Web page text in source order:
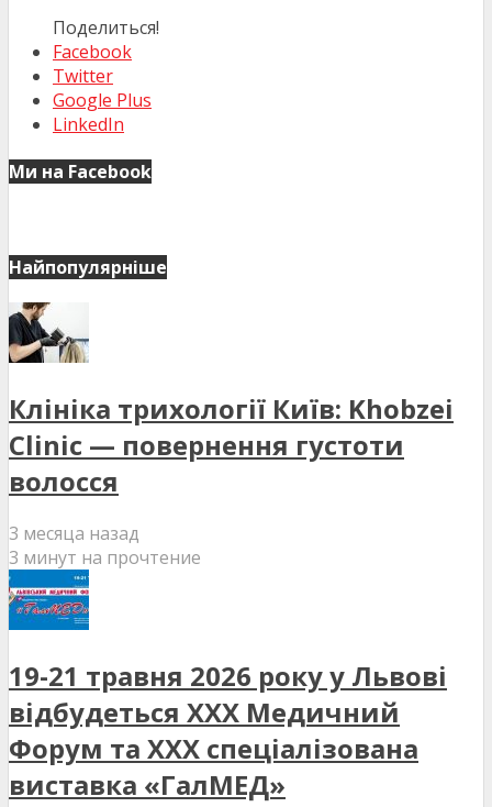
Поделиться!
Facebook
Twitter
Google Plus
LinkedIn
Ми на Facebook
Найпопулярніше
Клініка трихології Київ: Khobzei
Clinic — повернення густоти
волосся
3 месяца назад
3 минут на прочтение
19-21 травня 2026 року у Львові
відбудеться XXX Медичний
Форум та XXX спеціалізована
виставка «ГалМЕД»